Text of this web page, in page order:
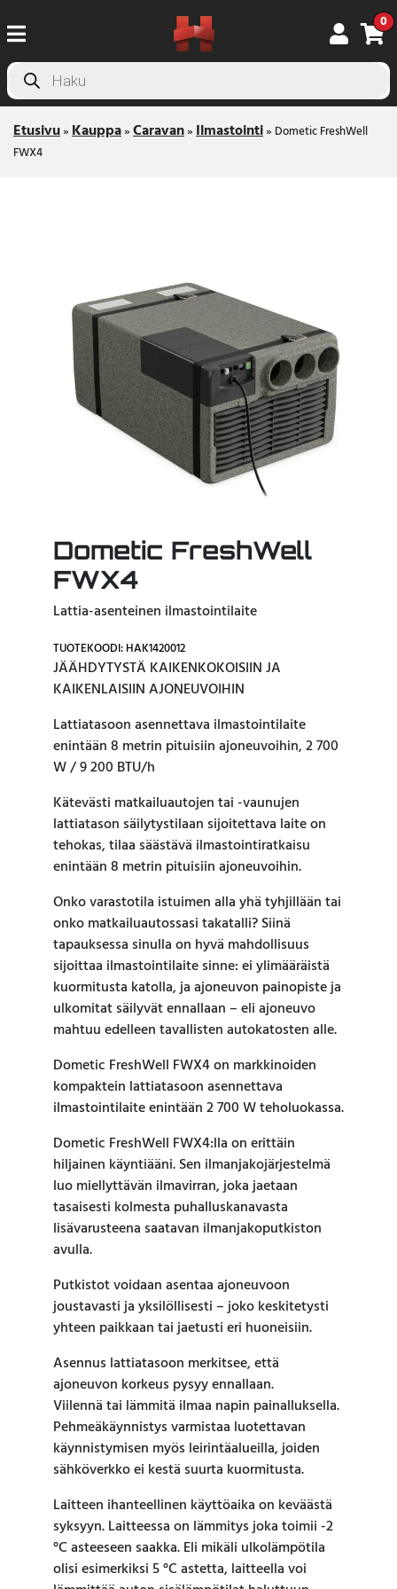
0
Products
search
Etusivu»Kauppa»Caravan»Ilmastointi» Dometic FreshWell
FWX4
Dometic FreshWell
FWX4
Lattia-asenteinen ilmastointilaite
TUOTEKOODI: HAK1420012
JÄÄHDYTYSTÄ KAIKENKOKOISIIN JA
KAIKENLAISIIN AJONEUVOIHIN
Lattiatasoon asennettava ilmastointilaite
enintään 8 metrin pituisiin ajoneuvoihin, 2 700
W / 9 200 BTU/h
Kätevästi matkailuautojen tai -vaunujen
lattiatason säilytystilaan sijoitettava laite on
tehokas, tilaa säästävä ilmastointiratkaisu
enintään 8 metrin pituisiin ajoneuvoihin.
Onko varastotila istuimen alla yhä tyhjillään tai
onko matkailuautossasi takatalli? Siinä
tapauksessa sinulla on hyvä mahdollisuus
sijoittaa ilmastointilaite sinne: ei ylimääräistä
kuormitusta katolla, ja ajoneuvon painopiste ja
ulkomitat säilyvät ennallaan – eli ajoneuvo
mahtuu edelleen tavallisten autokatosten alle.
Dometic FreshWell FWX4 on markkinoiden
kompaktein lattiatasoon asennettava
ilmastointilaite enintään 2 700 W teholuokassa.
Dometic FreshWell FWX4:lla on erittäin
hiljainen käyntiääni. Sen ilmanjakojärjestelmä
luo miellyttävän ilmavirran, joka jaetaan
tasaisesti kolmesta puhalluskanavasta
lisävarusteena saatavan ilmanjakoputkiston
avulla.
Putkistot voidaan asentaa ajoneuvoon
joustavasti ja yksilöllisesti – joko keskitetysti
yhteen paikkaan tai jaetusti eri huoneisiin.
Asennus lattiatasoon merkitsee, että
ajoneuvon korkeus pysyy ennallaan.
Viilennä tai lämmitä ilmaa napin painalluksella.
Pehmeäkäynnistys varmistaa luotettavan
käynnistymisen myös leirintäalueilla, joiden
sähköverkko ei kestä suurta kuormitusta.
Laitteen ihanteellinen käyttöaika on keväästä
syksyyn. Laitteessa on lämmitys joka toimii -2
°C asteeseen saakka. Eli mikäli ulkolämpötila
olisi esimerkiksi 5 °C astetta, laitteella voi